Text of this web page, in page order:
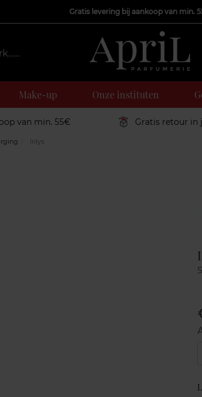
Gratis levering bij aankoop van min.
Make-up Onze instituten
van min. 55€ Gratis retour in
Irilys